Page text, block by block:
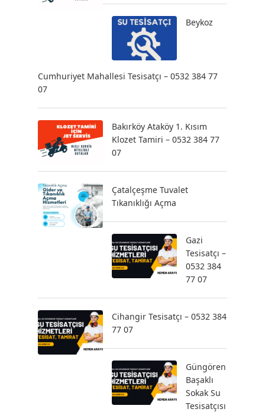
Beykoz
Cumhuriyet Mahallesi Tesisatçı – 0532 384 77
07
Bakırköy Ataköy 1. Kısım
Klozet Tamiri – 0532 384 77
07
Çatalçeşme Tuvalet
Tıkanıklığı Açma
Gazi
Tesisatçı –
0532 384
77 07
Cihangir Tesisatçı – 0532 384
77 07
Güngören
Başaklı
Sokak Su
Tesisatçısı